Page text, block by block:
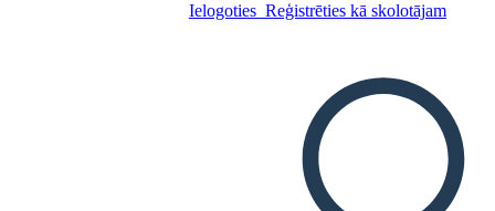
Ielogoties Reģistrēties kā skolotājam
Kopējiet šo stāstu tabulu
ATSKAŅOT SLAIDRĀDI
IZLASI MAN